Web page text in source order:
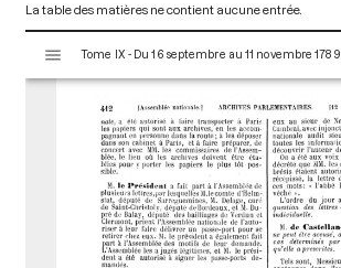
La table des matières ne contient aucune entrée.
s
Tome IX - Du 16 septembre au 11 novembre 1789